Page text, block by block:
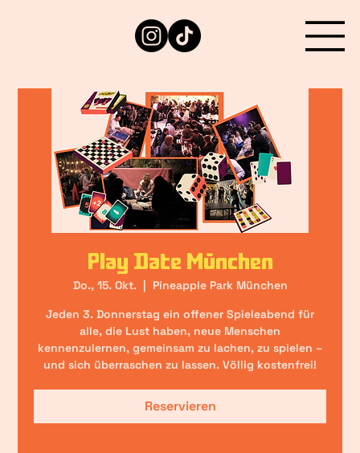
Play Date München
Do., 15. Okt.
  |
Pineapple Park München
Jeden 3. Donnerstag ein offener Spieleabend für
alle, die Lust haben, neue Menschen
kennenzulernen, gemeinsam zu lachen, zu spielen –
und sich überraschen zu lassen. Völlig kostenfrei!
Reservieren